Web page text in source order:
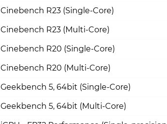
Cinebench R23 (Single-Core)
Cinebench R23 (Multi-Core)
Cinebench R20 (Single-Core)
Cinebench R20 (Multi-Core)
Geekbench 5, 64bit (Single-Core)
Geekbench 5, 64bit (Multi-Core)